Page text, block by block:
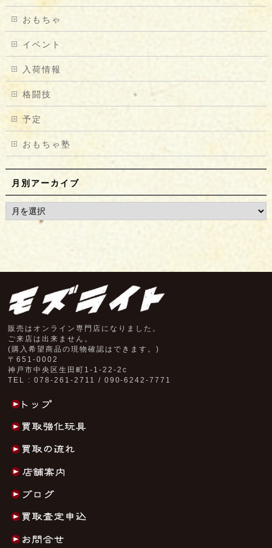
おもちゃ
イベント
入荷情報
格闘技
予定
おもちゃ塾
月別アーカイブ
販売はオンライン専門店になりました。
ご来店は出来ません。
(購入希望商品の現物確認はできます。)
〒651-0002
神戸市中央区生田町1-1-22-2c
TEL : 078-261-2711 / 090-6242-7771